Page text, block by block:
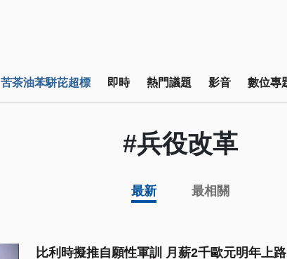
苦茶油苯駢芘超標 即時 熱門議題 影音 數位專
#兵役改革
最新 最相關
比利時擬推自願性軍訓 月薪2千歐元明年上路